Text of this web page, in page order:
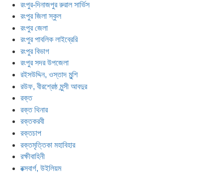
রংপুর-দিনাজপুর রুরাল সার্ভিস
রংপুর জিলা স্কুল
রংপুর জেলা
রংপুর পাবলিক লাইব্রেরি
রংপুর বিভাগ
রংপুর সদর উপজেলা
রইসউদ্দিন, ওস্তাদ মুন্শি
রউফ, বীরশ্রেষ্ঠ মুন্সী আবদুর
রক্ত
রক্ত থিনার
রক্তকরবী
রক্তচাপ
রক্তমৃত্তিকা মহাবিহার
রক্ষীবাহিনী
রক্সবার্গ, উইলিয়ম